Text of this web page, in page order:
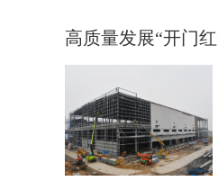
高质量发展“开门